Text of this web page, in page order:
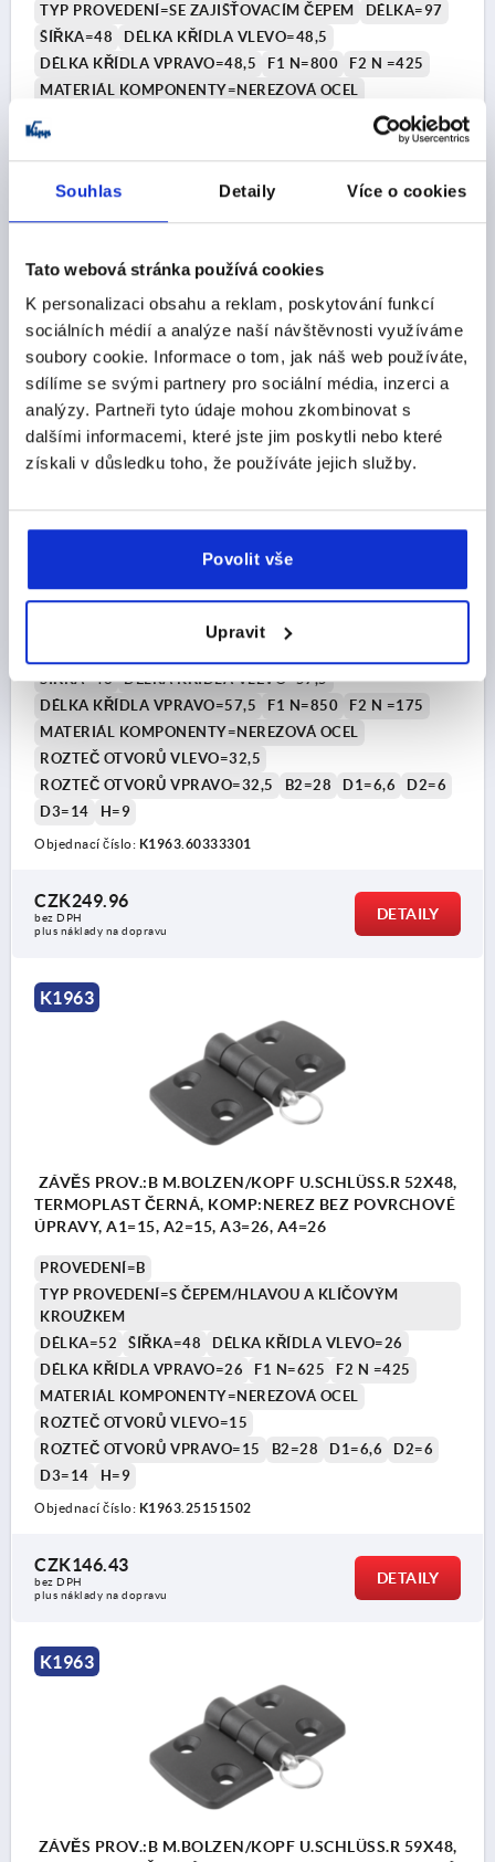
Souhlas Detaily Více o cookies
Tato webová stránka používá cookies
K personalizaci obsahu a reklam, poskytování funkcí
sociálních médií a analýze naší návštěvnosti využíváme
soubory cookie. Informace o tom, jak náš web používáte,
sdílíme se svými partnery pro sociální média, inzerci a
analýzy. Partneři tyto údaje mohou zkombinovat s
dalšími informacemi, které jste jim poskytli nebo které
získali v důsledku toho, že používáte jejich služby.
Povolit vše
Upravit
TYP PROVEDENÍ=SE ZAJIŠŤOVACÍM ČEPEM
DÉLKA=97
ŠÍŘKA=48
DÉLKA KŘÍDLA VLEVO=48,5
DÉLKA KŘÍDLA VPRAVO=48,5
F1 N=800
F2 N =425
MATERIÁL KOMPONENTY=NEREZOVÁ OCEL
ROZTEČ OTVORŮ VPRAVO=27,5
D2=6
Objednací číslo: K1963.50282801
CZK249.96
bez DPH
K1963
TERMOPLAST ČERNÁ, KOMP:NEREZ BEZ POVRCHOVÉ
ŠÍŘKA=48
DÉLKA KŘÍDLA VLEVO=57,5
DÉLKA KŘÍDLA VPRAVO=57,5
F1 N=850
F2 N =175
MATERIÁL KOMPONENTY=NEREZOVÁ OCEL
ROZTEČ OTVORŮ VLEVO=32,5
ROZTEČ OTVORŮ VPRAVO=32,5
B2=28 D1=6,6
D2=6
D3=14
H=9
Objednací číslo: K1963.60333301
CZK249.96
bez DPH
plus náklady na dopravu
DETAILY
K1963
ZÁVĚS PROV.:B M.BOLZEN/KOPF U.SCHLÜSS.R 52X48,
TERMOPLAST ČERNÁ, KOMP:NEREZ BEZ POVRCHOVÉ
ÚPRAVY, A1=15, A2=15, A3=26, A4=26
PROVEDENÍ=B
TYP PROVEDENÍ=S ČEPEM/HLAVOU A KLÍČOVÝM
KROUŽKEM
DÉLKA=52
ŠÍŘKA=48
DÉLKA KŘÍDLA VLEVO=26
DÉLKA KŘÍDLA VPRAVO=26
F1 N=625
F2 N =425
MATERIÁL KOMPONENTY=NEREZOVÁ OCEL
ROZTEČ OTVORŮ VLEVO=15
ROZTEČ OTVORŮ VPRAVO=15
B2=28 D1=6,6
D2=6
D3=14
H=9
Objednací číslo: K1963.25151502
CZK146.43
bez DPH
plus náklady na dopravu
DETAILY
K1963
ZÁVĚS PROV.:B M.BOLZEN/KOPF U.SCHLÜSS.R 59X48,